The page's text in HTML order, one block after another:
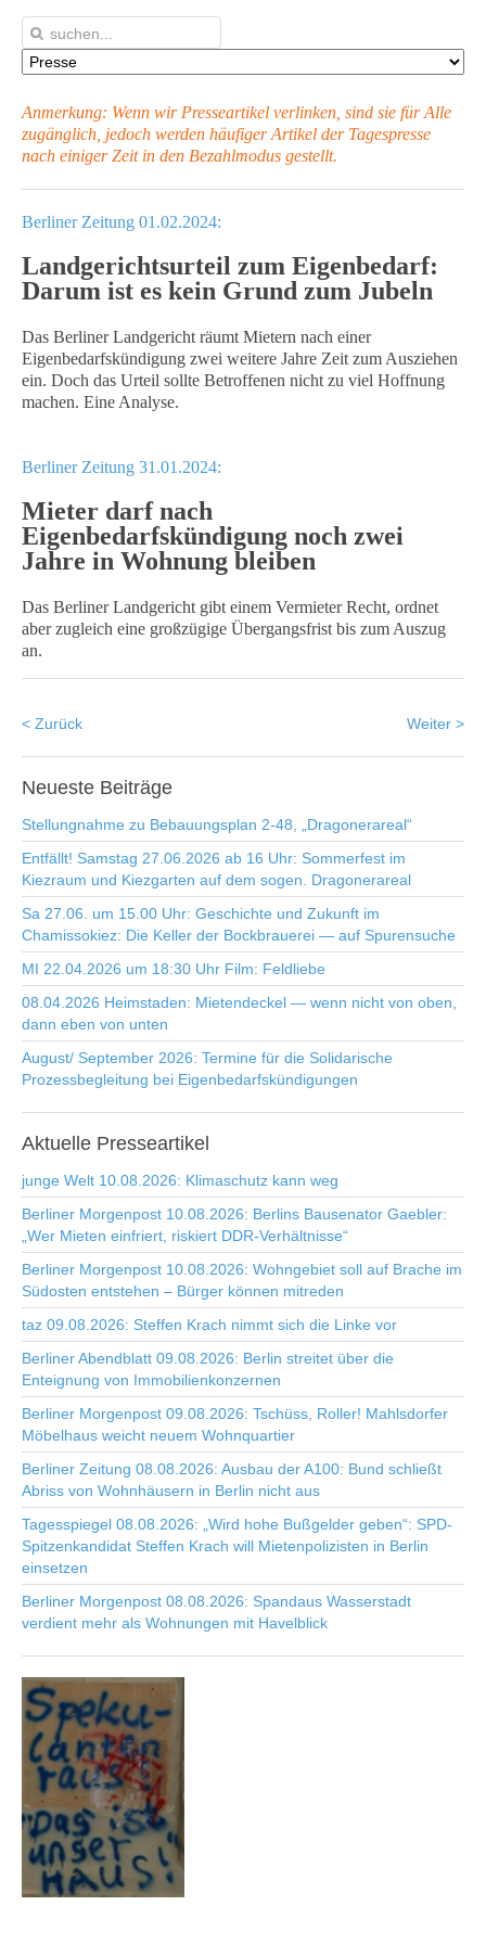
Anmerkung: Wenn wir Presseartikel verlinken, sind sie für Alle
zugänglich, jedoch werden häufiger Artikel der Tagespresse
nach einiger Zeit in den Bezahlmodus gestellt.
Berliner Zeitung 01.02.2024:
Landgerichtsurteil zum Eigenbedarf:
Darum ist es kein Grund zum Jubeln
Das Berliner Landgericht räumt Mietern nach einer
Eigenbedarfskündigung zwei weitere Jahre Zeit zum Ausziehen
ein. Doch das Urteil sollte Betroffenen nicht zu viel Hoffnung
machen. Eine Analyse.
Berliner Zeitung 31.01.2024:
Mieter darf nach
Eigenbedarfskündigung noch zwei
Jahre in Wohnung bleiben
Das Berliner Landgericht gibt einem Vermieter Recht, ordnet
aber zugleich eine großzügige Übergangsfrist bis zum Auszug
an.
< Zurück Weiter >
Neueste Beiträge
Stellungnahme zu Bebauungsplan 2-48, „Dragonerareal“
Entfällt! Samstag 27.06.2026 ab 16 Uhr: Sommerfest im
Kiezraum und Kiezgarten auf dem sogen. Dragonerareal
Sa 27.06. um 15.00 Uhr: Geschichte und Zukunft im
Chamissokiez: Die Keller der Bockbrauerei — auf Spurensuche
MI 22.04.2026 um 18:30 Uhr Film: Feldliebe
08.04.2026 Heimstaden: Mietendeckel — wenn nicht von oben,
dann eben von unten
August/ September 2026: Termine für die Solidarische
Prozessbegleitung bei Eigenbedarfskündigungen
Aktuelle Presseartikel
junge Welt 10.08.2026: Klimaschutz kann weg
Berliner Morgenpost 10.08.2026: Berlins Bausenator Gaebler:
„Wer Mieten einfriert, riskiert DDR-Verhältnisse“
Berliner Morgenpost 10.08.2026: Wohngebiet soll auf Brache im
Südosten entstehen – Bürger können mitreden
taz 09.08.2026: Steffen Krach nimmt sich die Linke vor
Berliner Abendblatt 09.08.2026: Berlin streitet über die
Enteignung von Immobilienkonzernen
Berliner Morgenpost 09.08.2026: Tschüss, Roller! Mahlsdorfer
Möbelhaus weicht neuem Wohnquartier
Berliner Zeitung 08.08.2026: Ausbau der A100: Bund schließt
Abriss von Wohnhäusern in Berlin nicht aus
Tagesspiegel 08.08.2026: „Wird hohe Bußgelder geben“: SPD-
Spitzenkandidat Steffen Krach will Mietenpolizisten in Berlin
einsetzen
Berliner Morgenpost 08.08.2026: Spandaus Wasserstadt
verdient mehr als Wohnungen mit Havelblick